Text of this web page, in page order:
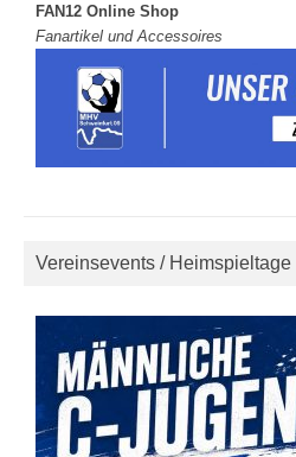
FAN12 Online Shop
Fanartikel und Accessoires
Vereinsevents / Heimspieltage